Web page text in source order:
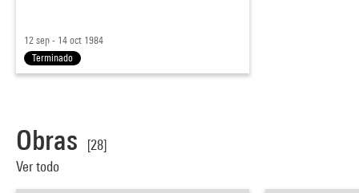
12 sep - 14 oct 1984
Terminado
Obras
[28]
Ver todo